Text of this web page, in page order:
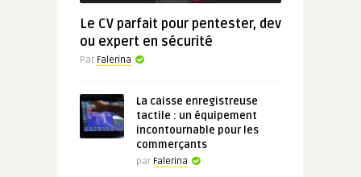
Le CV parfait pour pentester, dev
ou expert en sécurité
Par Falerina
La caisse enregistreuse
tactile : un équipement
incontournable pour les
commerçants
par Falerina